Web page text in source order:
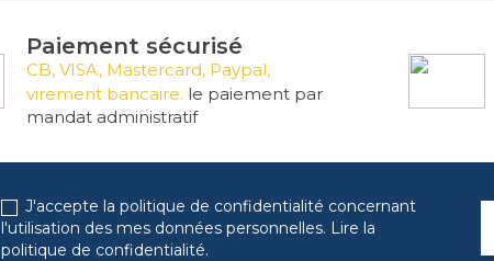
Paiement sécurisé
CB, VISA, Mastercard, Paypal,
virement bancaire. le paiement par
mandat administratif
J'accepte la politique de confidentialité concernant
l'utilisation des mes données personnelles. Lire la
politique de confidentialité.